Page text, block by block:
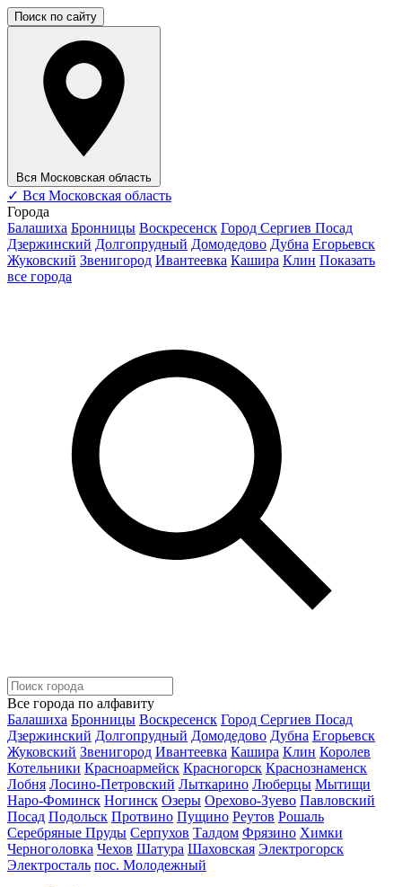
Поиск по сайту
Вся Московская область
✓ Вся Московская область
Города
Балашиха Бронницы Воскресенск Город Сергиев Посад
Дзержинский Долгопрудный Домодедово Дубна Егорьевск
Жуковский Звенигород Ивантеевка Кашира Клин Показать
все города
Все города по алфавиту
Балашиха Бронницы Воскресенск Город Сергиев Посад
Дзержинский Долгопрудный Домодедово Дубна Егорьевск
Жуковский Звенигород Ивантеевка Кашира Клин Королев
Котельники Красноармейск Красногорск Краснознаменск
Лобня Лосино-Петровский Лыткарино Люберцы Мытищи
Наро-Фоминск Ногинск Озеры Орехово-Зуево Павловский
Посад Подольск Протвино Пущино Реутов Рошаль
Серебряные Пруды Серпухов Талдом Фрязино Химки
Черноголовка Чехов Шатура Шаховская Электрогорск
Электросталь пос. Молодежный